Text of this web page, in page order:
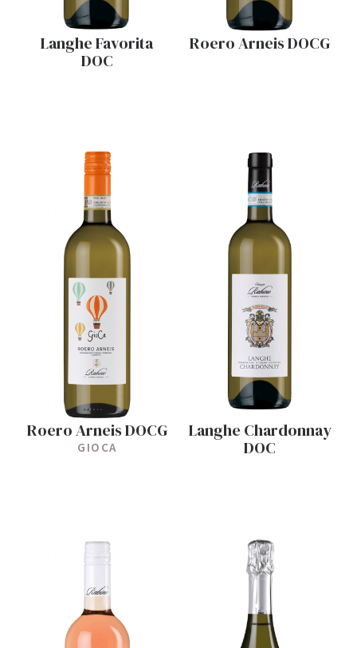
Langhe Favorita
DOC
Roero Arneis DOCG
Roero Arneis DOCG
GIOCA
Langhe Chardonnay
DOC